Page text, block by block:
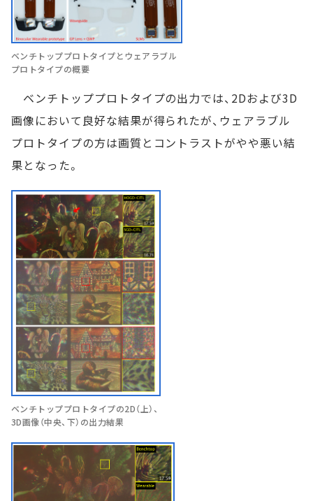
ベンチトッププロトタイプとウェアラブル
プロトタイプの概要
ベンチトッププロトタイプの出力では、2Dおよび3D
画像において良好な結果が得られたが、ウェアラブル
プロトタイプの方は画質とコントラストがやや悪い結
果となった。
ベンチトッププロトタイプの2D（上）、
3D画像（中央、下）の出力結果